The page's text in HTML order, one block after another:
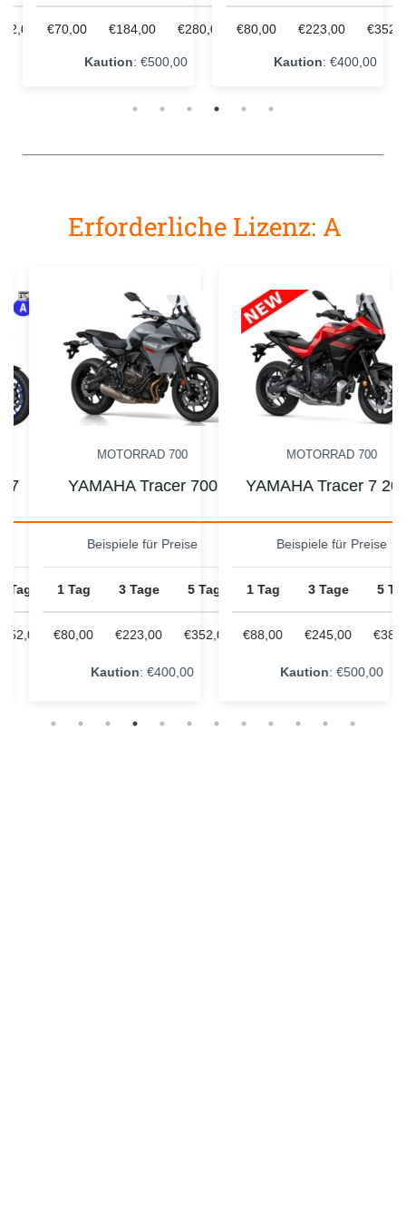
€70,00 €184,00 €280,00
Kaution: €500,00
€80,00 €223,00
Kaution: €400,00
Erforderliche Lizenz: A
MOTORRAD 700
YAMAHA Tracer 700
Beispiele für Preise
1 Tag 3 Tage 5 Tage
€80,00 €223,00 €352,00
Kaution: €400,00
MOTORRAD 700
YAMAHA Tracer 7
Beispiele für Preise
1 Tag 3 Tage 5
€88,00 €245,00
Kaution: €500,00